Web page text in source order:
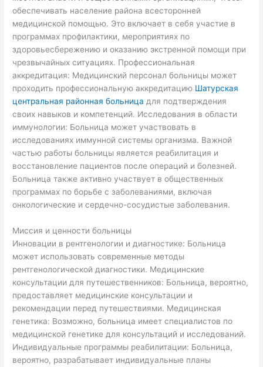
обеспечивать население района всесторонней
медицинской помощью. Это включает в себя участие в
программах профилактики, мероприятиях по
здоровьесбережению и оказанию экстренной помощи при
чрезвычайных ситуациях. Профессиональная
аккредитация: Медицинский персонал больницы может
проходить профессиональную аккредитацию Шатурская
центральная районная больница для подтверждения
своих навыков и компетенций. Исследования в области
иммунологии: Больница может участвовать в
исследованиях иммунной системы организма. Важной
частью работы больницы является реабилитация и
восстановление пациентов после операций и болезней.
Больница также активно участвует в общественных
программах по борьбе с заболеваниями, включая
онкологические и сердечно-сосудистые заболевания.
Миссия и ценности больницы
Инновации в рентгенологии и диагностике: Больница
может использовать современные методы
рентгенологической диагностики. Медицинские
консультации для путешественников: Больница, вероятно,
предоставляет медицинские консультации и
рекомендации перед путешествиями. Медицинская
генетика: Возможно, больница имеет специалистов по
медицинской генетике для консультаций и исследований.
Индивидуальные программы реабилитации: Больница,
вероятно, разрабатывает индивидуальные планы